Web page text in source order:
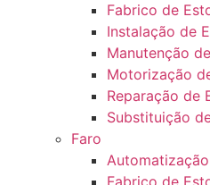
Fabrico de
Instalação de
Manutenção
Motorização
Reparação de
Substituição
Faro
Fabrico de